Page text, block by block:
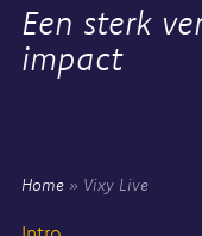
Een sterk
impact
Home» Vixy Live